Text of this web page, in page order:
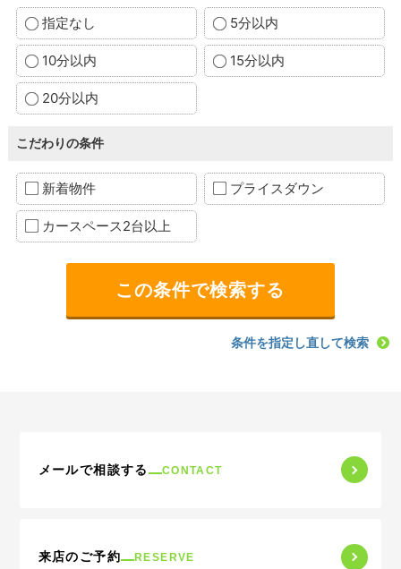
指定なし 5分以内
10分以内 15分以内
20分以内
こだわりの条件
新着物件 プライスダウン
カースペース2台以上
条件を指定し直して検索
メールで相談する CONTACT
来店のご予約 RESERVE